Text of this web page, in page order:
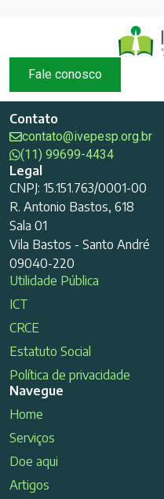
Fale conosco
Contato
contato@ivepesp.org.br
(11) 99699-4434
Legal
CNPJ: 15.151.763/0001-00
R. Antonio Bastos, 618
Sala 01
Vila Bastos - Santo André
09040-220
Utilidade Pública
ICT
CRCE
Estatuto Social
Política de privacidade
Navegue
Home
Serviços
Doe aqui
Artigos